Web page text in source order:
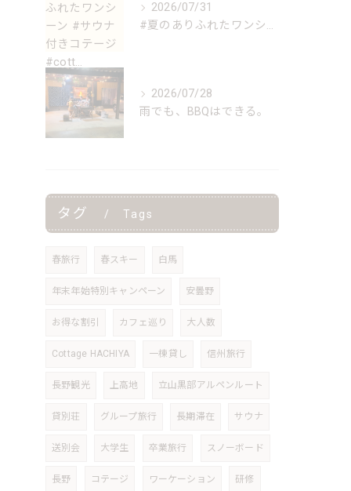
2026/07/31
#夏のありふれたワンシーン #サウナ付きコテージ #cott...
2026/07/28
雨でも、BBQはできる。
タグ Tags
春旅行 春スキー 白馬
年末年始特別キャンペーン 安曇野
お得な割引 カフェ巡り 大人数
Cottage HACHIYA 一棟貸し 信州旅行
長野観光 上高地 立山黒部アルペンルート
貸別荘 グループ旅行 長期滞在 サウナ
送別会 大学生 卒業旅行 スノーボード
長野 コテージ ワーケーション 研修